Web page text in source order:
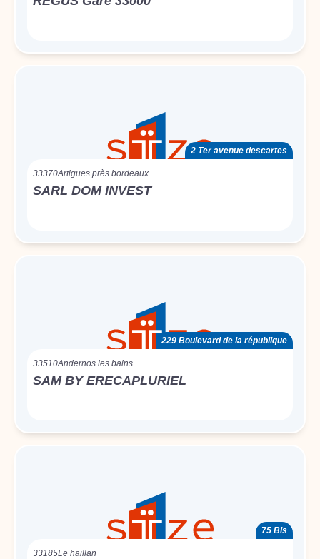
2 Ter avenue descartes
33370Artigues près bordeaux
SARL DOM INVEST
229 Boulevard de la république
33510Andernos les bains
SAM BY ERECAPLURIEL
75 Bis
33185Le haillan